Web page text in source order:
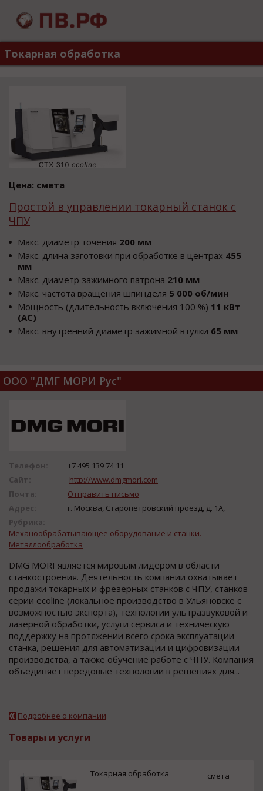
Токарная обработка
Цена: смета
Простой в управлении токарный станок с
ЧПУ
Макс. диаметр точения 200 мм
Макс. длина заготовки при обработке в центрах 455
мм
Макс. диаметр зажимного патрона 210 мм
Макс. частота вращения шпинделя 5 000 об/мин
Мощность (длительность включения 100 %) 11 кВт
(AC)
Макс. внутренний диаметр зажимной втулки 65 мм
ООО "ДМГ МОРИ Рус"
Телефон:
+7 495 139 74 11
Сайт:
http://www.dmgmori.com
Почта:
Отправить письмо
Адрес:
г. Москва, Старопетровский проезд, д. 1А,
Рубрика:
Механообрабатывающее оборудование и станки.
Металлообработка
DMG MORI является мировым лидером в области
станкостроения. Деятельность компании охватывает
продажи токарных и фрезерных станков с ЧПУ, станков
серии ecoline (локальное производство в Ульяновске с
возможностью экcпорта), технологии ультразвуковой и
лазерной обработки, услуги сервиса и техническую
поддержку на протяжении всего срока эксплуатации
станка, решения для автоматизации и цифровизации
производства, а также обучение работе с ЧПУ. Компания
объединяет передовые технологии в решениях для...
Подробнее о компании
Товары и услуги
Токарная обработка смета